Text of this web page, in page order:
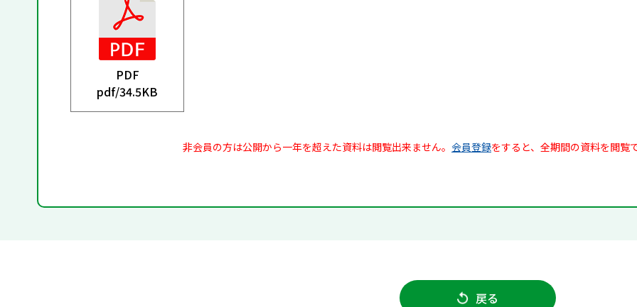
PDF
pdf/34.5KB
非会員の方は公開から一年を超えた資料は閲覧出来ません。 会員登録をすると、全期間の資料を閲覧
戻る